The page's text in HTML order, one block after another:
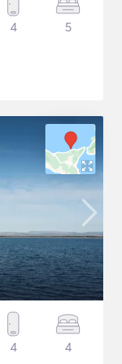
4 5
4 4